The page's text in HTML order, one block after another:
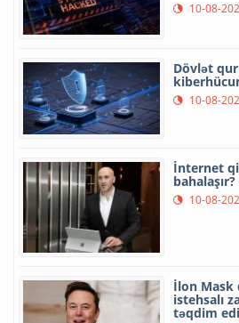
10-08-
Dövlət
10-08-
İnternet
10-08-
İlon Mask
istehsalı
təqdim